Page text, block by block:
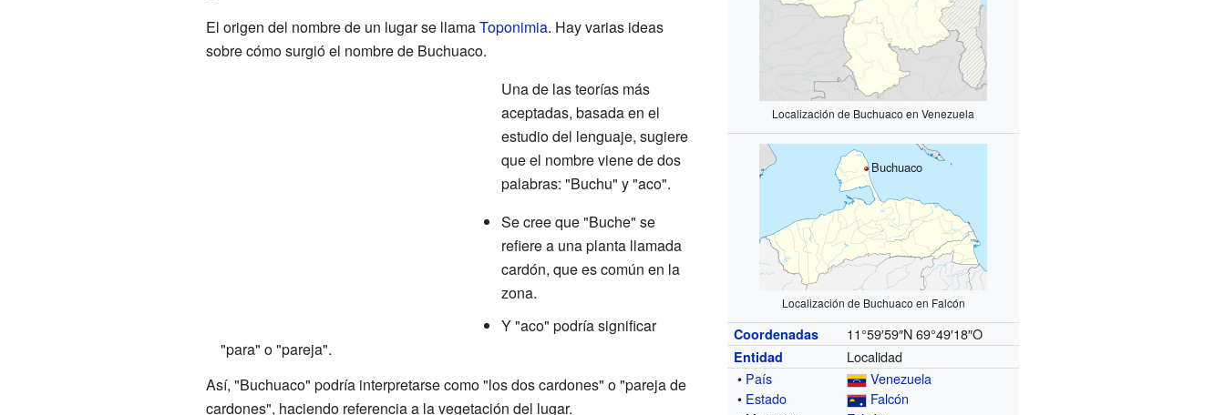
Localización de Buchuaco en Venezuela
Buchuaco
Localización de Buchuaco en Falcón
Coordenadas 11°59′59″N 69°49′18″O
Entidad
Localidad
• País
Venezuela
• Estado
Falcón
El origen del nombre de un lugar se llamaToponimia. Hay varias ideas
sobre cómo surgió el nombre de Buchuaco.
Una de las teorías más
aceptadas, basada en el
estudio del lenguaje, sugiere
que el nombre viene de dos
palabras: "Buchu" y "aco".
Se cree que "Buche" se
refiere a una planta llamada
cardón, que es común en la
zona.
Y "aco" podría significar
"para" o "pareja".
Así, "Buchuaco" podría interpretarse como "los dos cardones" o "pareja de
cardones", haciendo referencia a la vegetación del lugar.